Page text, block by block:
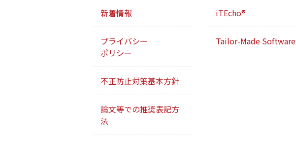
新着情報
プライバシー
ポリシー
不正防止対策基本方針
論文等での推奨表記方
法
iTEcho®
Tailor-Made Software